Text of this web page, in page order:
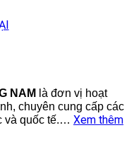
NAM là đơn vị hoạt
chuyên cung cấp các
và quốc tế.… Xem thêm